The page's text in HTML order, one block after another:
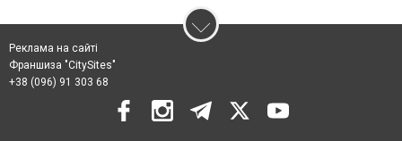
Реклама на сайті
Франшиза "CitySites"
+38 (096) 91 303 68